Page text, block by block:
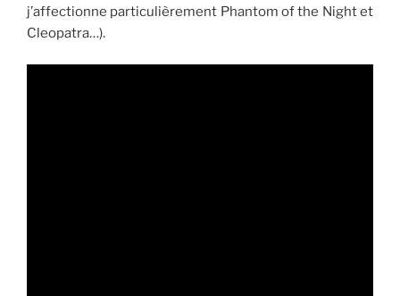
j’affectionne particulièrement Phantom of the Night et
Cleopatra…).